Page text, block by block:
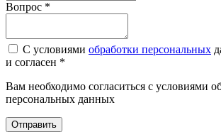
Вопроc *
С условиями обработки персональных
и согласен *
Вам необходимо согласиться с условиями
персональных данных
Отправить